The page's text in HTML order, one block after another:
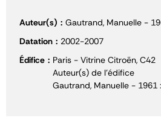
Auteur(s)
Gautrand, Manuelle -
Datation
2002-2007
Édifice
Paris - Vitrine Citroën, C42
Auteur(s) de l'édifice
Gautrand, Manuelle - 1961